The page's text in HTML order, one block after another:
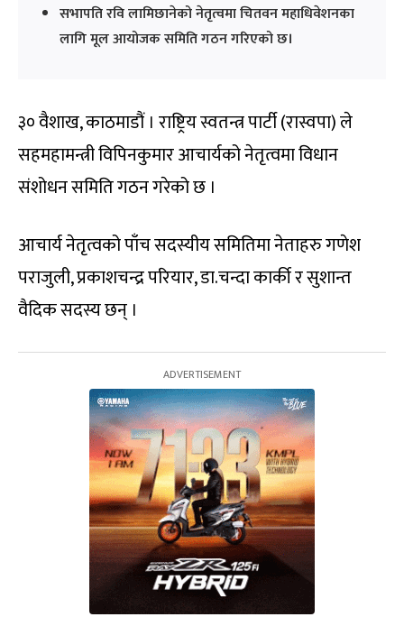
सभापति रवि लामिछानेको नेतृत्वमा चितवन महाधिवेशनका
लागि मूल आयोजक समिति गठन गरिएको छ।
३० वैशाख, काठमाडौं । राष्ट्रिय स्वतन्त्र पार्टी (रास्वपा) ले
सहमहामन्त्री विपिनकुमार आचार्यको नेतृत्वमा विधान
संशोधन समिति गठन गरेको छ ।
आचार्य नेतृत्वको पाँच सदस्यीय समितिमा नेताहरु गणेश
पराजुली, प्रकाशचन्द्र परियार, डा.चन्दा कार्की र सुशान्त
वैदिक सदस्य छन् ।